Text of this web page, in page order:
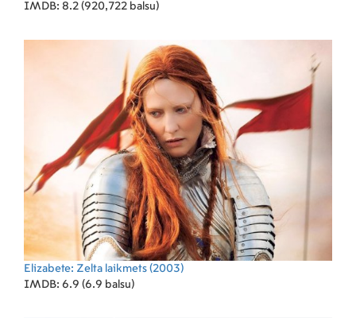
IMDB: 8.2 (920,722 balsu)
Elizabete: Zelta laikmets (2003)
IMDB: 6.9 (6.9 balsu)